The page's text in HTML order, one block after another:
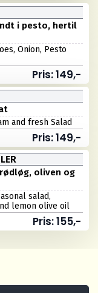
i pesto, hertil
Onion, Pesto
Pris: 149,-
and fresh Salad
Pris: 149,-
oliven og
salad,
lemon olive oil
Pris: 155,-